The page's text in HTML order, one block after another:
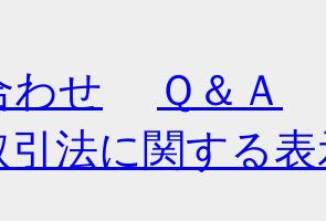
わせ
Ｑ＆Ａ
引法に関する